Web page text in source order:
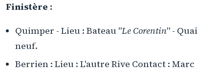
Finistère :
Quimper - Lieu : Bateau "Le Corentin" - Quai
neuf.
Berrien : Lieu : L'autre Rive Contact : Marc